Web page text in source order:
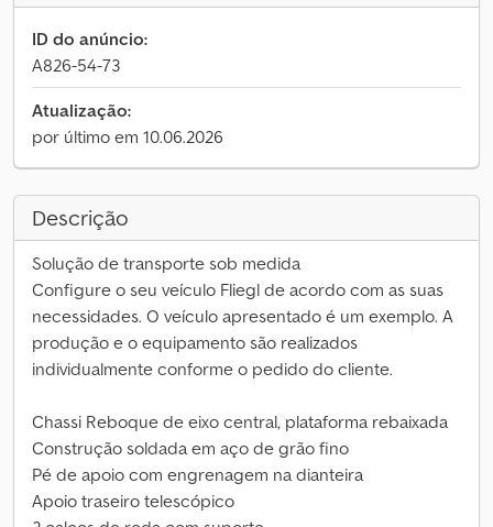
ID do anúncio:
A826-54-73
Atualização:
por último em 10.06.2026
Descrição
Solução de transporte sob medida
Configure o seu veículo Fliegl de acordo com as suas
necessidades. O veículo apresentado é um exemplo. A
produção e o equipamento são realizados
individualmente conforme o pedido do cliente.
Chassi Reboque de eixo central, plataforma rebaixada
Construção soldada em aço de grão fino
Pé de apoio com engrenagem na dianteira
Apoio traseiro telescópico